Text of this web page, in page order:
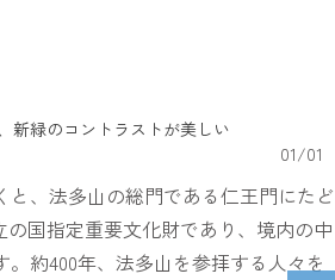
新緑のコントラストが美しい
01/01
と、法多山の総門である仁王門にたど
の国指定重要文化財であり、境内の中
約400年、法多山を参拝する人々を